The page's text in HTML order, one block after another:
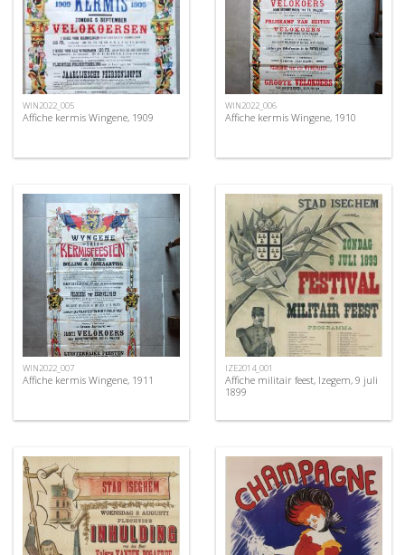
WIN2022_005
Affiche kermis Wingene, 1909
WIN2022_006
Affiche kermis Wingene, 1910
WIN2022_007
Affiche kermis Wingene, 1911
IZE2014_001
Affiche militair feest, Izegem, 9 juli
1899